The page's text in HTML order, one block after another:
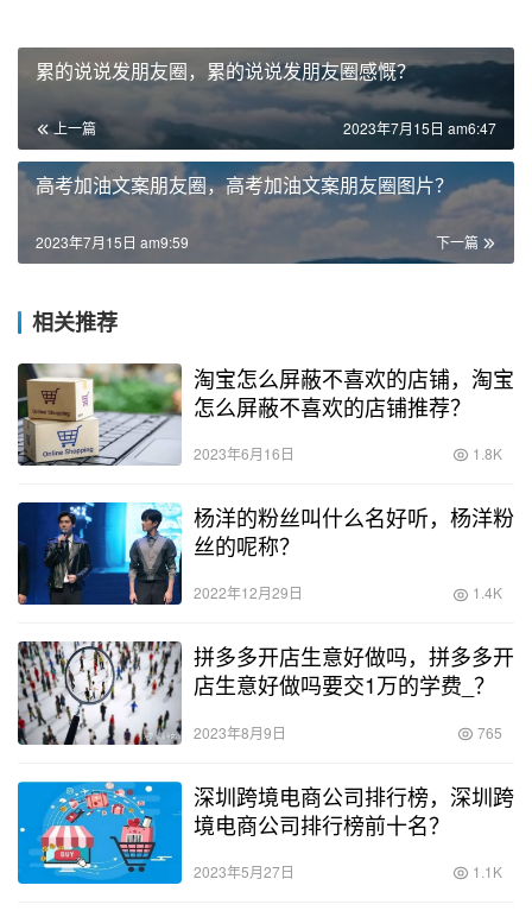
累的说说发朋友圈，累的说说发朋友圈感慨？
上一篇 2023年7月15日 am6:47
高考加油文案朋友圈，高考加油文案朋友圈图片？
下一篇
2023年7月15日 am9:59
相关推荐
淘宝怎么屏蔽不喜欢的店铺，淘宝
怎么屏蔽不喜欢的店铺推荐？
2023年6月16日 1.8K
杨洋的粉丝叫什么名好听，杨洋粉
丝的呢称？
2022年12月29日 1.4K
拼多多开店生意好做吗，拼多多开
店生意好做吗要交1万的学费_？
2023年8月9日 765
深圳跨境电商公司排行榜，深圳跨
境电商公司排行榜前十名？
2023年5月27日 1.1K